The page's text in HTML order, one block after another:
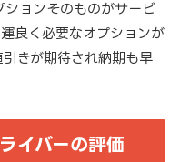
ョンそのものがサービ
良く必要なオプションが
きが期待され納期も早
イバーの評価